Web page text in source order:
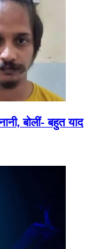
बोलीं- बहुत याद